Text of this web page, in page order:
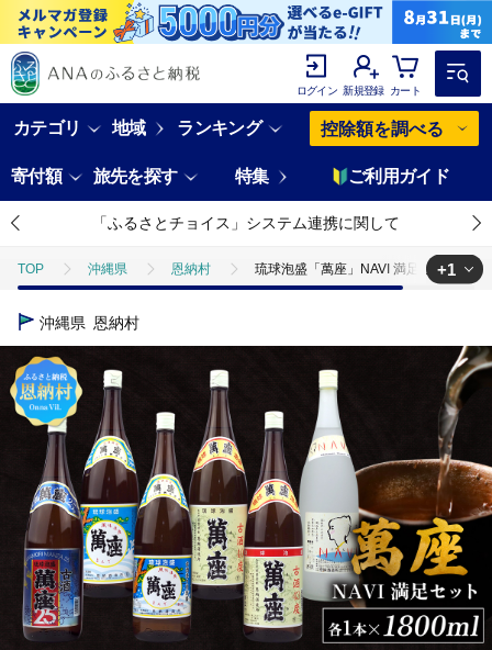
ログイン 新規登録 カート
カテゴリ 地域 ランキング 控除額を調べる
寄付額 旅先を探す 特集 ご利用ガイド
「ふるさとチョイス」システム連携に関して
TOP 沖縄県 恩納村 琉球泡盛「萬座」NAVI 満足セット（
TOP
+1
沖縄県 恩納村